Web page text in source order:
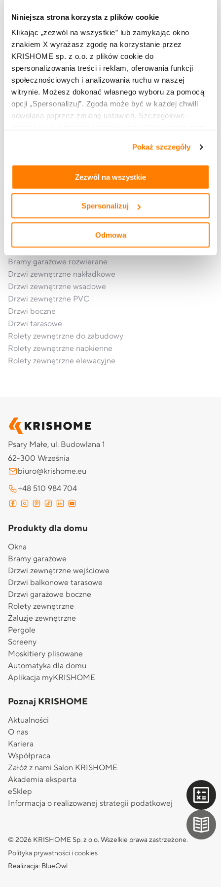
Niniejsza strona korzysta z plików cookie
Klikając „zezwól na wszystkie” lub zamykając okno
znakiem X wyrażasz zgodę na korzystanie przez
KRISHOME sp. z o.o. z plików cookie do
spersonalizowania treści i reklam, oferowania funkcji
społecznościowych i analizowania ruchu w naszej
witrynie. Możesz dokonać własnego wyboru za pomocą
opcji „Spersonalizuj”. Zgoda może być w każdej chwili
odwołana poprzez zmianę ustawień. Szczegółowe
tym, jak korzystasz z naszej witryny, znajdziesz w
prywatności i cookies.
Pokaż szczegóły
Zezwól na wszystkie
Spersonalizuj
Odmowa
TU KUPISZ:
OpenStreetMapcontributors
Kup produkty marki KRISHOME
Okna hybrydowe PVC aluminiowe
Okna aluminiowe
Bramy garażowe segmentowe
Bramy garażowe rolowane
Bramy garażowe rozwierane
Drzwi zewnętrzne nakładkowe
Drzwi zewnętrzne wsadowe
Drzwi zewnętrzne PVC
Drzwi boczne
Drzwi tarasowe
Rolety zewnętrzne do zabudowy
Rolety zewnętrzne naokienne
Rolety zewnętrzne elewacyjne
Psary Małe, ul. Budowlana 1
62-300 Września
biuro@krishome.eu
+48 510 984 704
Produkty dla domu
Okna
Bramy garażowe
Drzwi zewnętrzne wejściowe
Drzwi balkonowe tarasowe
Drzwi garażowe boczne
Rolety zewnętrzne
Żaluzje zewnętrzne
Pergole
Screeny
Moskitiery plisowane
Automatyka dla domu
Aplikacja myKRISHOME
Poznaj KRISHOME
Aktualności
O nas
Kariera
Współpraca
Załóż z nami Salon KRISHOME
Akademia eksperta
eSklep
Informacja o realizowanej strategii podatkowej
© 2026 KRISHOME Sp. z o.o. Wszelkie prawa zastrzeżone.
Polityka prywatności i cookies
Realizacja: BlueOwl